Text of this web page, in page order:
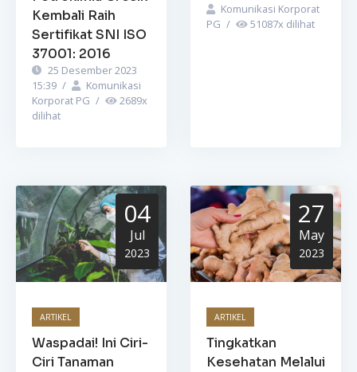
Kembali Raih
Sertifikat SNI ISO
37001: 2016
25 Desember 2023
15:39 /
Komunikasi
Korporat PG / 2689x
dilihat
Komunikasi Korporat
PG / 51087x dilihat
04
Jul
2023
ARTIKEL
Waspadai! Ini Ciri-
Ciri Tanaman
27
May
2023
ARTIKEL
Tingkatkan
Kesehatan Melalui